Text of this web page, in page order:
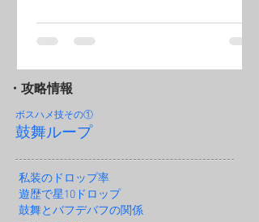
・攻略情報
ボスハメ技その①
鼓舞ループ
私装のドロップ率
遊歴で星10ドロップ
鼓舞とバフデバフの関係